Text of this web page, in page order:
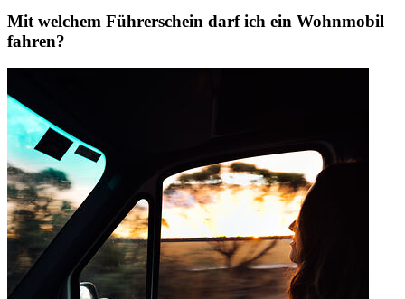
Mit welchem Führerschein darf ich ein Wohnmobil
fahren?